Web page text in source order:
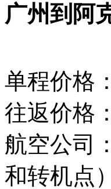
广州到阿
单程价格
往返价格
航空公司
和转机点）